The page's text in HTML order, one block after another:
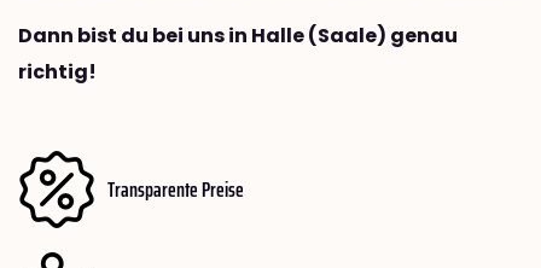
Dann bist du bei uns in Halle (Saale) genau
richtig!
Transparente Preise